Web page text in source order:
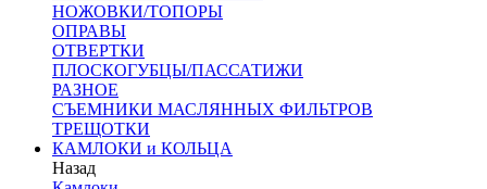
НОЖОВКИ/ТОПОРЫ
ОПРАВЫ
ОТВЕРТКИ
ПЛОСКОГУБЦЫ/ПАССАТИЖИ
РАЗНОЕ
СЪЕМНИКИ МАСЛЯННЫХ ФИЛЬТРОВ
ТРЕЩОТКИ
КАМЛОКИ и КОЛЬЦА
Назад